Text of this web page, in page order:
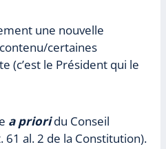
une nouvelle
certaines
(c’est le Président qui le
a prioridu Conseil
al. 2 de la Constitution).